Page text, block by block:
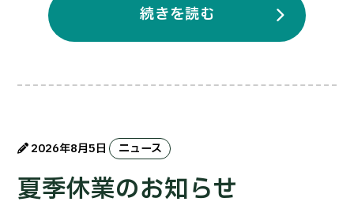
続きを読む
2026年8月5日 ニュース
夏季休業のお知らせ